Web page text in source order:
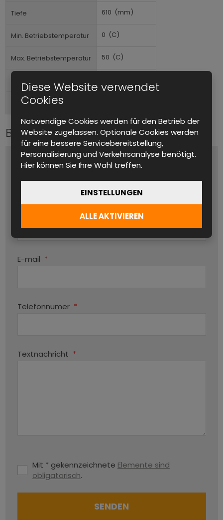
Tiefe 610 (mm)
Min. Betriebstemperatur 0 (C)
Max. Betriebstemperatur 50 (C)
Formfaktor
Anschlüsse (Ausgang)
Bitte kontaktieren Sie uns
Name und Vorname *
E-mail *
Telefonnumer *
Textnachricht *
Mit * gekennzeichnete Elemente sind
obligatorisch.
SENDEN
Diese Website verwendet
Cookies
Notwendige Cookies werden für den Betrieb der
Website zugelassen. Optionale Cookies werden
für eine bessere Servicebereitstellung,
Personalisierung und Verkehrsanalyse benötigt.
Hier können Sie Ihre Wahl treffen.
EINSTELLUNGEN
ALLE AKTIVIEREN